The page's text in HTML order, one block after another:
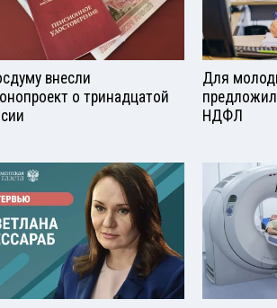
внесли
о тринадцатой
Для
НДФЛ